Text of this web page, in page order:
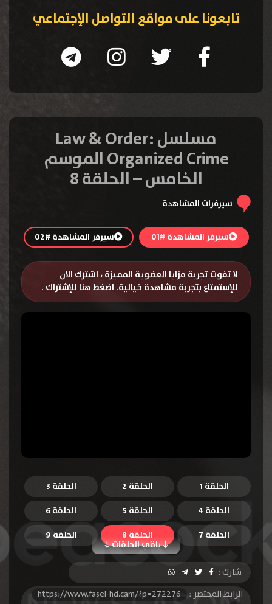
تابعونا على مواقع التواصل الإجتماعي
مسلسل Law & Order:
Organized Crime الموسم
الخامس – الحلقة 8
سيرفرات المشاهدة
سيرفر المشاهدة #01 سيرفر المشاهدة #02
لا تفوت تجربة مزايا العضوية المميزة ، اشترك الان
للإستمتاع بتجربة مشاهدة خيالية. اضغط هنا للإشتراك .
الحلقة 1 الحلقة 2
الحلقة 3
الحلقة 4
الحلقة 5 الحلقة 6
باقي الحلقات
الحلقة 7 الحلقة 8
الحلقة 9
الحلقة 10
شارك :
الرابط المختصر :
https://www.fasel-hd.cam/?p=272276